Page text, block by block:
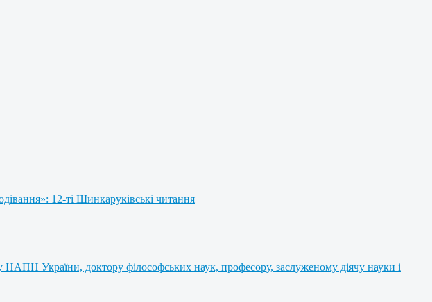
12-ті Шинкаруківські читання
України, доктору філософських наук, професору, заслуженому діячу науки і